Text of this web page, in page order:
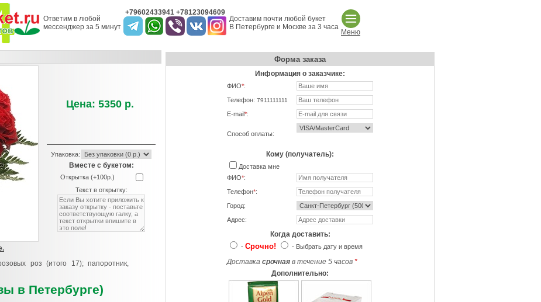
Ответим в любой
мессенджер за 5 минут
+79602433941 +78123094609
Доставим почти любой букет
В Петербурге и Москве за 3 часа
Меню
Цена: 5350 р.
Упаковка:
Вместе с букетом:
Открытка (+100р.)
Текст в открытку:
роз (итого 17); папоротник,
в Петербурге)
Форма заказа
Информация о заказчике:
ФИО*:
Телефон: 7911111111
E-mail*:
Способ оплаты:
Кому (получатель):
Доставка мне
ФИО*:
Телефон*:
Город:
Адрес:
Когда доставить:
- Срочно! - Выбрать дату и время
Доставка срочная в течение 5 часов *
Дополнительно: